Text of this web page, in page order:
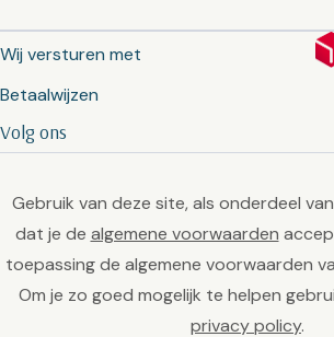
Wij versturen met
Betaalwijzen
Volg ons
Gebruik van deze site, als onderdeel
dat je de algemene voorwaarden
toepassing de algemene voorwaarden
Om je zo goed mogelijk te helpen
privacy policy.